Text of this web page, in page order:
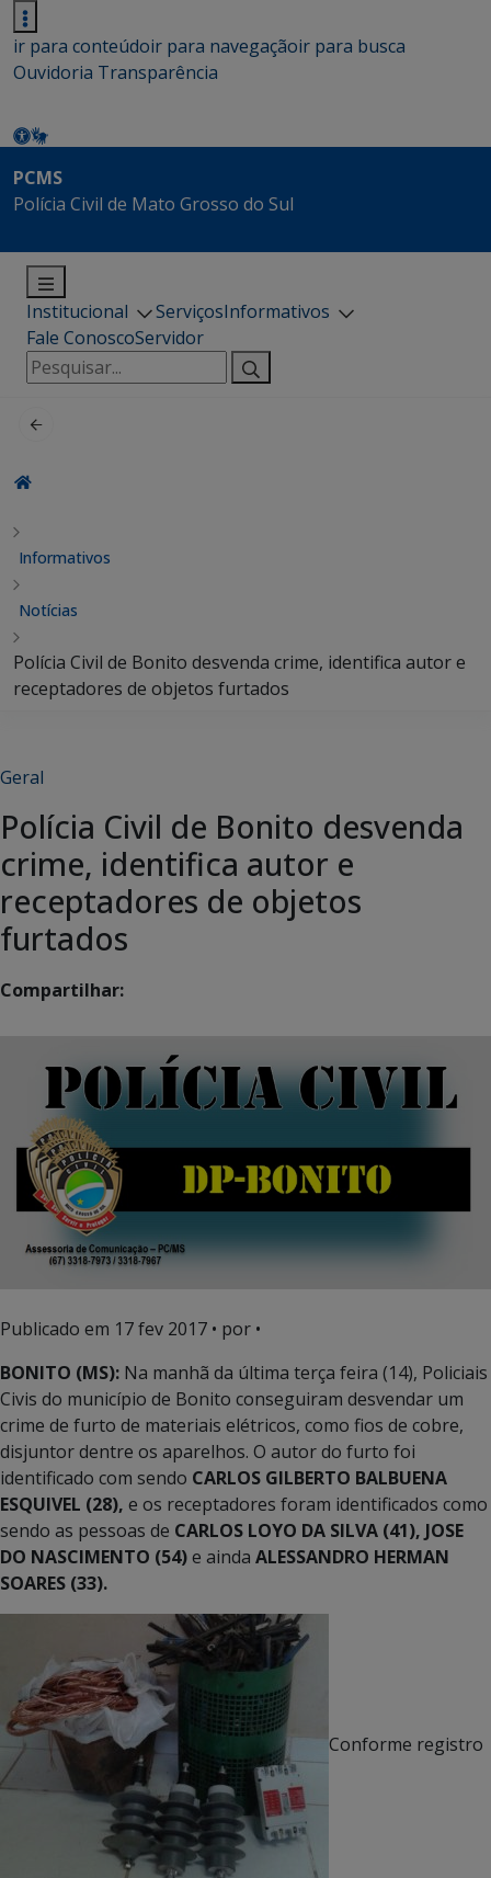
ir para conteúdoir para navegaçãoir para busca
Ouvidoria Transparência
PCMS
Polícia Civil de Mato Grosso do Sul
Institucional ServiçosInformativos
Fale ConoscoServidor
Pesquisar
por:
Informativos
Notícias
Polícia Civil de Bonito desvenda crime, identifica autor e
receptadores de objetos furtados
Geral
Polícia Civil de Bonito desvenda
crime, identifica autor e
receptadores de objetos
furtados
Compartilhar:
Publicado em 17 fev 2017 • por •
BONITO (MS): Na manhã da última terça feira (14), Policiais
Civis do município de Bonito conseguiram desvendar um
crime de furto de materiais elétricos, como fios de cobre,
disjuntor dentre os aparelhos. O autor do furto foi
identificado com sendo CARLOS GILBERTO BALBUENA
ESQUIVEL (28), e os receptadores foram identificados como
sendo as pessoas de CARLOS LOYO DA SILVA (41), JOSE
DO NASCIMENTO (54)e ainda ALESSANDRO HERMAN
SOARES (33).
Conforme registro